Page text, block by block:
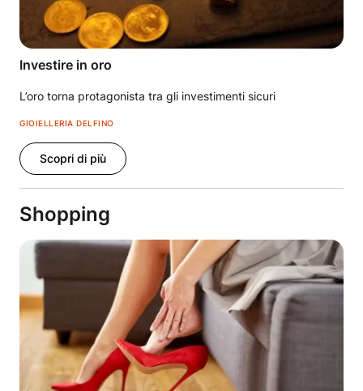
Investire in oro
L’oro torna protagonista tra gli investimenti sicuri
GIOIELLERIA DELFINO
Scopri di più
Shopping